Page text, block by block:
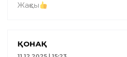
Жақсы
ҚОНАҚ